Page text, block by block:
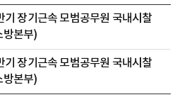
기 장기근속 모범공무원 국내시찰
방본부)
기 장기근속 모범공무원 국내시찰
방본부)